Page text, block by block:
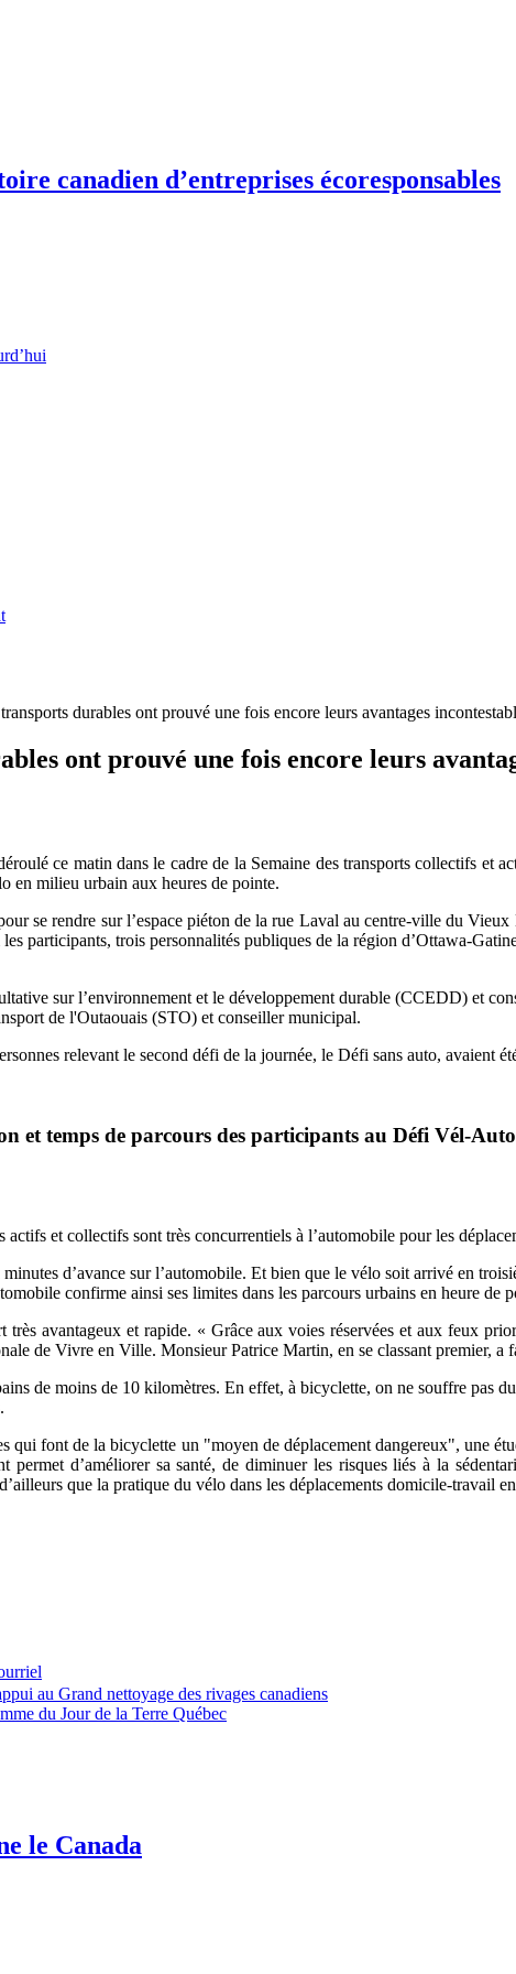
canadien d’entreprises écoresponsables
durables ont prouvé une fois encore leurs avantages
ont prouvé une fois encore leurs
ce matin dans le cadre de la Semaine des transports collectifs et
en milieu urbain aux heures de pointe.
se rendre sur l’espace piéton de la rue Laval au centre-ville du
participants, trois personnalités publiques de la région d’Ottawa-
sur l’environnement et le développement durable (CCEDD) et
de l'Outaouais (STO) et conseiller municipal.
relevant le second défi de la journée, le Défi sans auto, avaient
et temps de parcours des participants au Défi Vél-
et collectifs sont très concurrentiels à l’automobile pour les
d’avance sur l’automobile. Et bien que le vélo soit arrivé en
confirme ainsi ses limites dans les parcours urbains en heure de
très avantageux et rapide. « Grâce aux voies réservées et aux feux
de Vivre en Ville. Monsieur Patrice Martin, en se classant premier, a
de moins de 10 kilomètres. En effet, à bicyclette, on ne souffre pas
qui font de la bicyclette un "moyen de déplacement dangereux", une
permet d’améliorer sa santé, de diminuer les risques liés à la
que la pratique du vélo dans les déplacements domicile-travail
au Grand nettoyage des rivages canadiens
du Jour de la Terre Québec
le Canada